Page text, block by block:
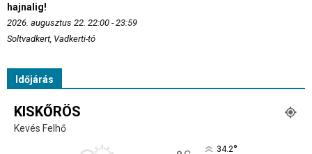
hajnalig!
2026. augusztus 22. 22:00 - 23:59
Soltvadkert, Vadkerti-tó
Időjárás
KISKŐRÖS
Kevés Felhő
34.2°